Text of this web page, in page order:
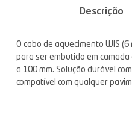
Descrição
O cabo de aquecimento WIS
para ser embutido em
a 100 mm. Solução durável
compatível com qualquer